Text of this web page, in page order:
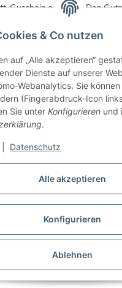
& Co nutzen
auf „Alle akzeptieren“
Dienste auf unserer
Webanalytics. Sie
(Fingerabdruck-Icon
Sie unter Konfigurieren und
.
Datenschutz
Alle akzeptieren
Konfigurieren
Ablehnen
Guschein erhalten. Den
der erfolgreichen Bestätigung
© Reitzeuch
Reitzeuch - made with ❤ in
Powered byJTL-Shop